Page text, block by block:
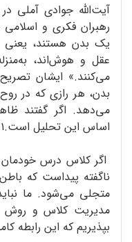
آیت‌الله جوادی آملی
رهبران فکری و
یک بدن هستند، یعنی
عقل و هوش‌اند،
می‌کنند.» ایشان
بدن، هر رازی که در
می‌دهد. اگر گفتند
اساس این تحلیل است.۱»
اگر کلاس درس خودمان
ناگفته پیداست که
متجلی می‌شود. ما
مدیریت کلاس و روش
بپذیریم که این رابطه